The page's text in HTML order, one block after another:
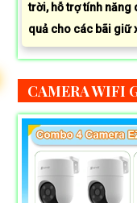
trời, hỗ trợ tính năng
quả cho các bãi giữ
CAMERA WIFI